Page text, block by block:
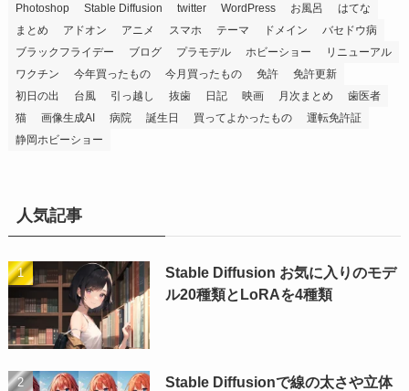
Photoshop
Stable Diffusion twitter WordPress お風呂
はてな
まとめ
アドオン アニメ スマホ テーマ ドメイン
バセドウ病
ブラックフライデー
ブログ プラモデル ホビーショー
リニューアル
ワクチン
今年買ったもの 今月買ったもの 免許
免許更新
初日の出
台風 引っ越し 抜歯 日記 映画 月次まとめ
歯医者
猫
画像生成AI 病院 誕生日 買ってよかったもの
運転免許証
静岡ホビーショー
人気記事
Stable Diffusion お気に入りのモデ
ル20種類とLoRAを4種類
Stable Diffusionで線の太さや立体